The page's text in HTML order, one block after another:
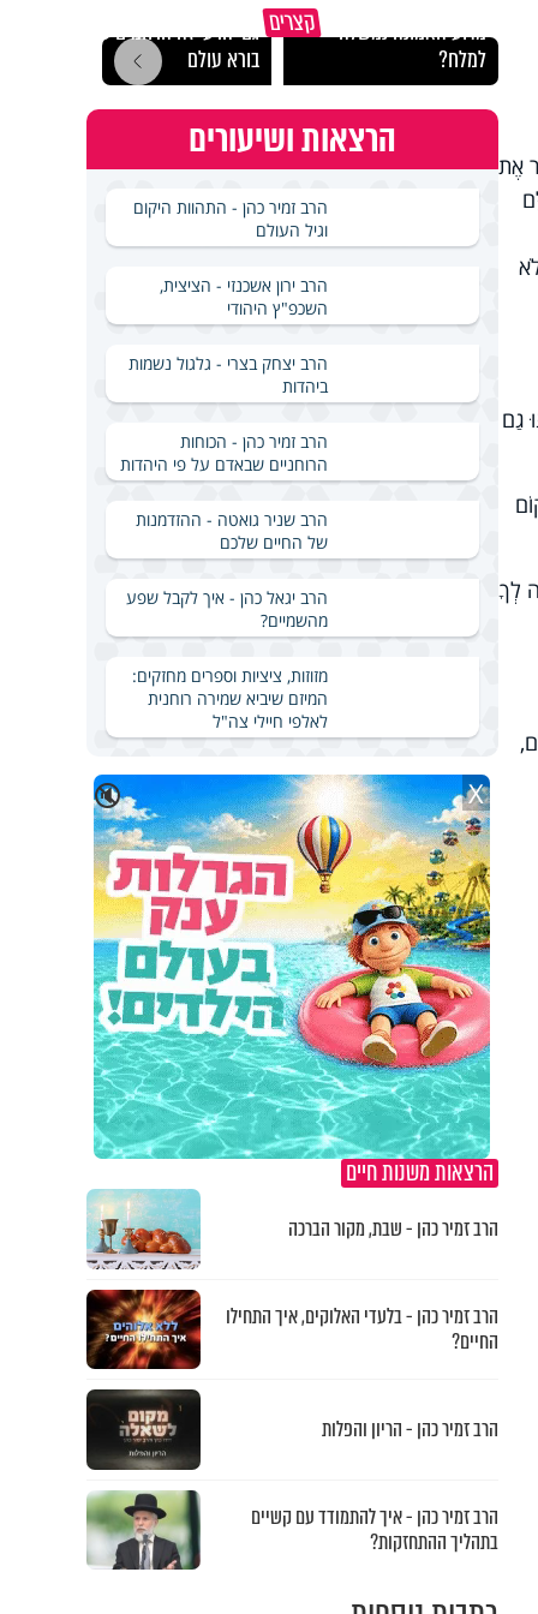
אֶת
גַם
לְךָ
קצרים
מדוע האמונה נמשלה
למלח?
גם ׳הרע׳ זה הרחמים של
בורא עולם
הרצאות ושיעורים
הרב זמיר כהן - התהוות היקום
וגיל העולם
הרב ירון אשכנזי - הציצית,
השכפ"ץ היהודי
הרב יצחק בצרי - גלגול נשמות
ביהדות
הרב זמיר כהן - הכוחות
הרוחניים שבאדם על פי היהדות
הרב שניר גואטה - ההזדמנות
של החיים שלכם
הרב יגאל כהן - איך לקבל שפע
מהשמיים?
מזוזות, ציציות וספרים מחזקים:
המיזם שיביא שמירה רוחנית
לאלפי חיילי צה"ל
🔇 X
הרצאות משנות חיים
הרב זמיר כהן - שבת, מקור הברכה
הרב זמיר כהן - בלעדי האלוקים, איך התחילו
החיים?
הרב זמיר כהן - הריון והפלות
הרב זמיר כהן - איך להתמודד עם קשיים
בתהליך ההתחזקות?